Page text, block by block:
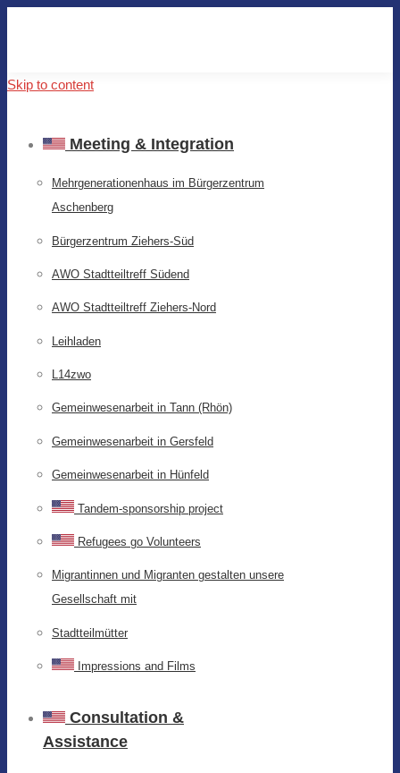
Skip to content
Meeting & Integration
Mehrgenerationenhaus im Bürgerzentrum
Aschenberg
Bürgerzentrum Ziehers-Süd
AWO Stadtteiltreff Südend
AWO Stadtteiltreff Ziehers-Nord
Leihladen
L14zwo
Gemeinwesenarbeit in Tann (Rhön)
Gemeinwesenarbeit in Gersfeld
Gemeinwesenarbeit in Hünfeld
Tandem-sponsorship project
Refugees go Volunteers
Migrantinnen und Migranten gestalten unsere
Gesellschaft mit
Stadtteilmütter
Impressions and Films
Consultation &
Assistance